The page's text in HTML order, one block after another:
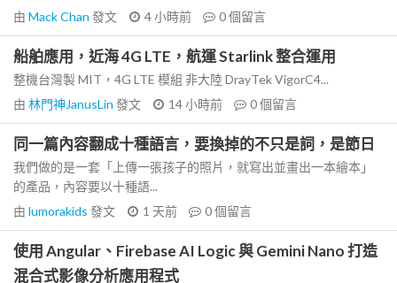
由 Mack Chan 發文 4 小時前 0個留言
船舶應用，近海 4G LTE，航運 Starlink 整合運用
整機台灣製 MIT，4G LTE 模組 非大陸 DrayTek VigorC4...
由 林門神JanusLin 發文 14 小時前 0個留言
同一篇內容翻成十種語言，要換掉的不只是詞，是節日
我們做的是一套「上傳一張孩子的照片，就寫出並畫出一本繪本」
的產品，內容要以十種語...
由 lumorakids 發文 1 天前 0個留言
使用 Angular、Firebase AI Logic 與 Gemini Nano 打造
混合式影像分析應用程式